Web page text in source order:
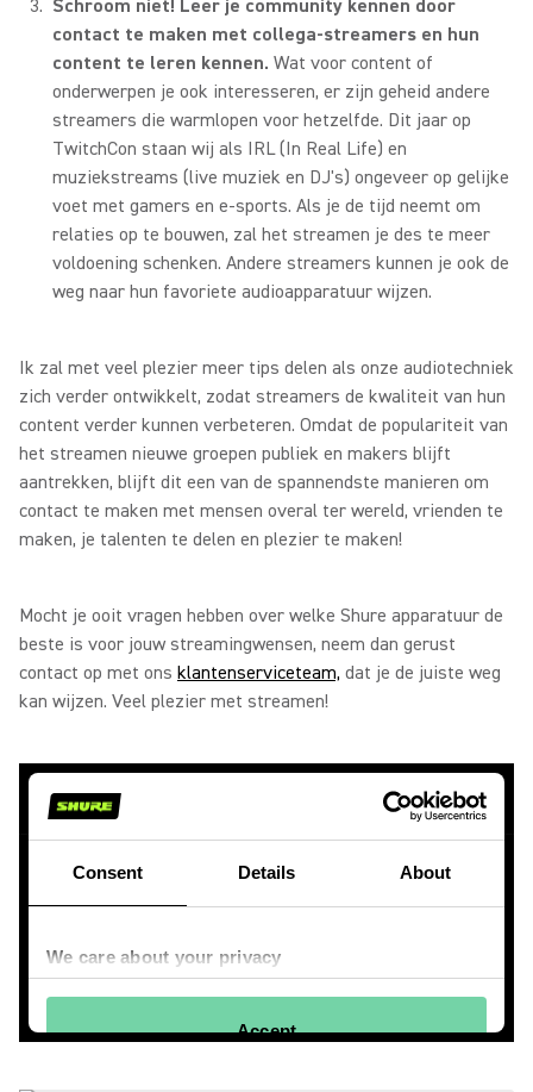
Schroom niet! Leer je community kennen door
contact te maken met collega-streamers en hun
content te leren kennen. Wat voor content of
onderwerpen je ook interesseren, er zijn geheid andere
streamers die warmlopen voor hetzelfde. Dit jaar op
TwitchCon staan wij als IRL (In Real Life) en
muziekstreams (live muziek en DJ's) ongeveer op gelijke
voet met gamers en e-sports. Als je de tijd neemt om
relaties op te bouwen, zal het streamen je des te meer
voldoening schenken. Andere streamers kunnen je ook de
weg naar hun favoriete audioapparatuur wijzen.
Ik zal met veel plezier meer tips delen als onze audiotechniek
zich verder ontwikkelt, zodat streamers de kwaliteit van hun
content verder kunnen verbeteren. Omdat de populariteit van
het streamen nieuwe groepen publiek en makers blijft
aantrekken, blijft dit een van de spannendste manieren om
contact te maken met mensen overal ter wereld, vrienden te
maken, je talenten te delen en plezier te maken!
Mocht je ooit vragen hebben over welke Shure apparatuur de
beste is voor jouw streamingwensen, neem dan gerust
contact op met ons klantenserviceteam, dat je de juiste weg
kan wijzen. Veel plezier met streamen!